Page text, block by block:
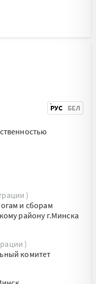
РУС БЕЛ
)
и сборам
району г.Минска
)
комитет